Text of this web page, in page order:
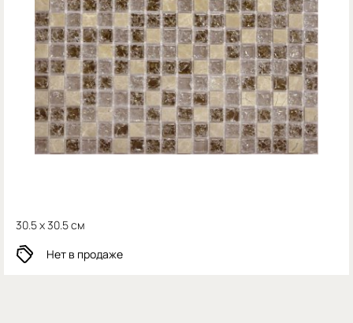
30.5 x 30.5 см
Нет в продаже